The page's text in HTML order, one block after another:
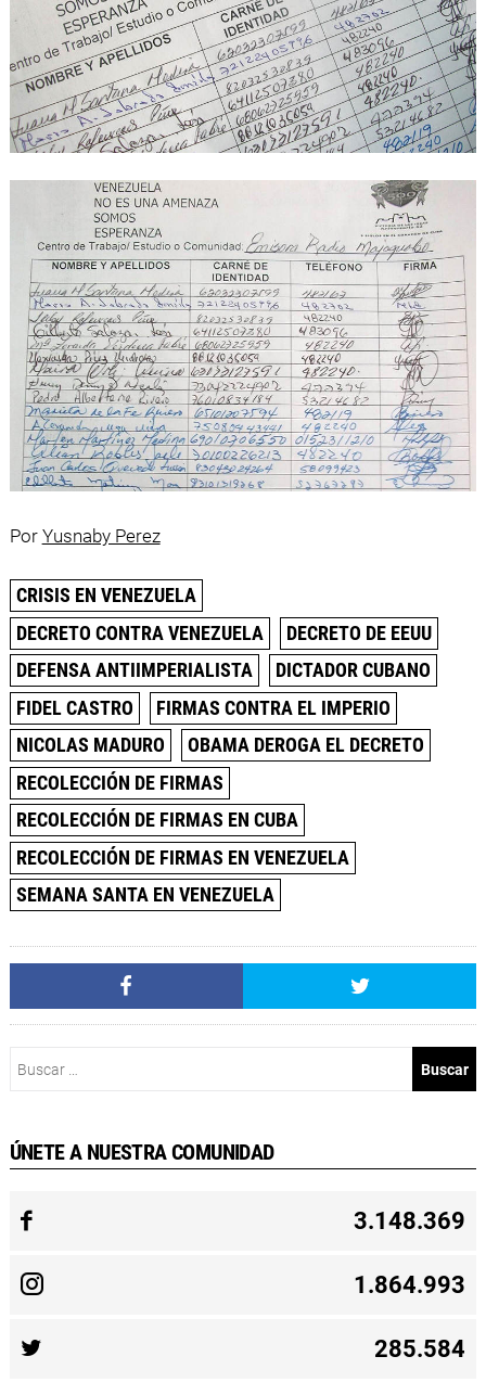
Por Yusnaby Perez
CRISIS EN VENEZUELA
DECRETO CONTRA VENEZUELA
DECRETO DE EEUU
DEFENSA ANTIIMPERIALISTA
DICTADOR CUBANO
FIDEL CASTRO
FIRMAS CONTRA EL IMPERIO
NICOLAS MADURO
OBAMA DEROGA EL DECRETO
RECOLECCIÓN DE FIRMAS
RECOLECCIÓN DE FIRMAS EN CUBA
RECOLECCIÓN DE FIRMAS EN VENEZUELA
SEMANA SANTA EN VENEZUELA
ÚNETE A NUESTRA COMUNIDAD
3.148.369
1.864.993
285.584